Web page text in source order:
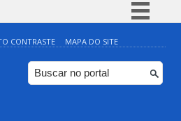
Simplifique!
Comunica BR
Participe
CONTRASTE MAPA DO SITE